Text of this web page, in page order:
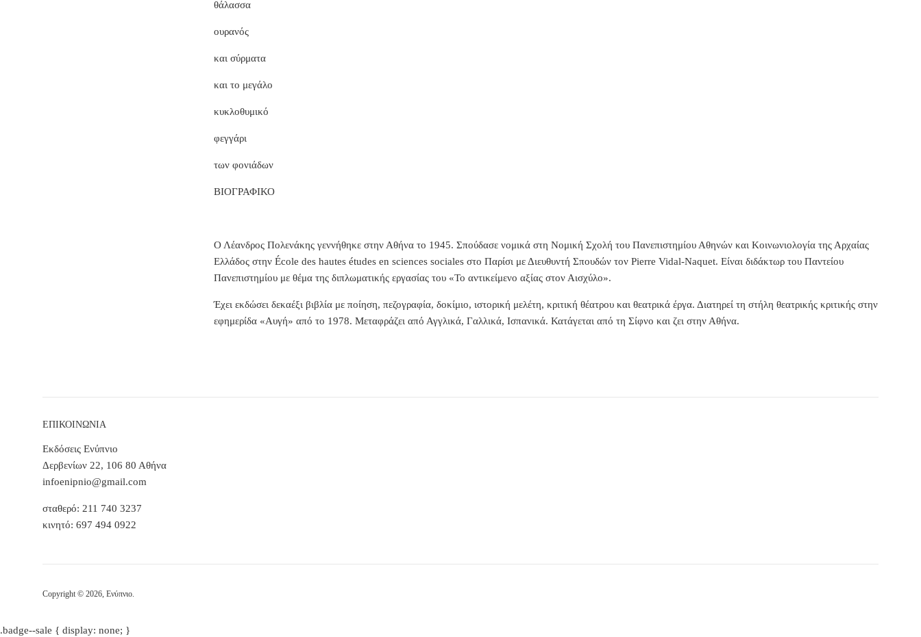
θάλασσα
ουρανός
και σύρματα
και το μεγάλο
κυκλοθυμικό
φεγγάρι
των φονιάδων
ΒΙΟΓΡΑΦΙΚΟ
Ο Λέανδρος Πολενάκης γεννήθηκε στην Αθήνα το 1945. Σπούδασε νομικά στη Νομική Σχολή του Πανεπιστημίου Αθηνών και Κοινωνιολογία της Αρχαίας
Ελλάδος στην École des hautes études en sciences sociales στο Παρίσι με Διευθυντή Σπουδών τον Pierre Vidal-Naquet. Είναι διδάκτωρ του Παντείου
Πανεπιστημίου με θέμα της διπλωματικής εργασίας του «Το αντικείμενο αξίας στον Αισχύλο».
Έχει εκδώσει δεκαέξι βιβλία με ποίηση, πεζογραφία, δοκίμιο, ιστορική μελέτη, κριτική θέατρου και θεατρικά έργα. Διατηρεί τη στήλη θεατρικής κριτικής στην
εφημερίδα «Αυγή» από το 1978. Μεταφράζει από Αγγλικά, Γαλλικά, Ισπανικά. Κατάγεται από τη Σίφνο και ζει στην Αθήνα.
ΕΠΙΚΟΙΝΩΝΙΑ
Εκδόσεις Ενύπνιο
Δερβενίων 22, 106 80 Αθήνα
infoenipnio@gmail.com
σταθερό: 211 740 3237
κινητό: 697 494 0922
Copyright © 2026, Ενύπνιο.
.badge--sale { display: none; }